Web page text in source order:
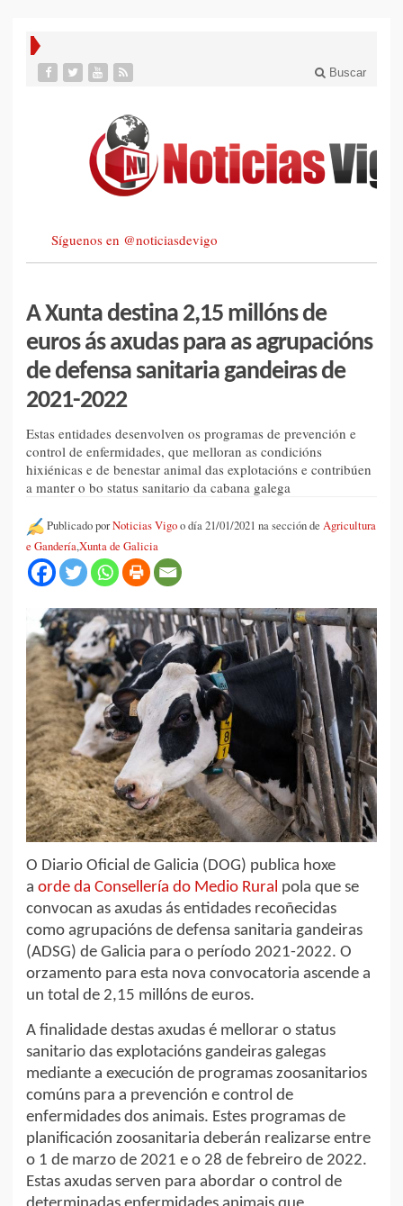
Buscar
Síguenos en @noticiasdevigo
A Xunta destina 2,15 millóns de
euros ás axudas para as agrupacións
de defensa sanitaria gandeiras de
2021-2022
Estas entidades desenvolven os programas de prevención e
control de enfermidades, que melloran as condicións
hixiénicas e de benestar animal das explotacións e contribúen
a manter o bo status sanitario da cabana galega
Publicado porNoticias Vigoo día 21/01/2021 na sección de Agricultura
e Gandería,Xunta de Galicia
O Diario Oficial de Galicia (DOG) publica hoxe
a orde da Consellería do Medio Rural pola que se
convocan as axudas ás entidades recoñecidas
como agrupacións de defensa sanitaria gandeiras
(ADSG) de Galicia para o período 2021-2022. O
orzamento para esta nova convocatoria ascende a
un total de 2,15 millóns de euros.
A finalidade destas axudas é mellorar o status
sanitario das explotacións gandeiras galegas
mediante a execución de programas zoosanitarios
comúns para a prevención e control de
enfermidades dos animais. Estes programas de
planificación zoosanitaria deberán realizarse entre
o 1 de marzo de 2021 e o 28 de febreiro de 2022.
Estas axudas serven para abordar o control de